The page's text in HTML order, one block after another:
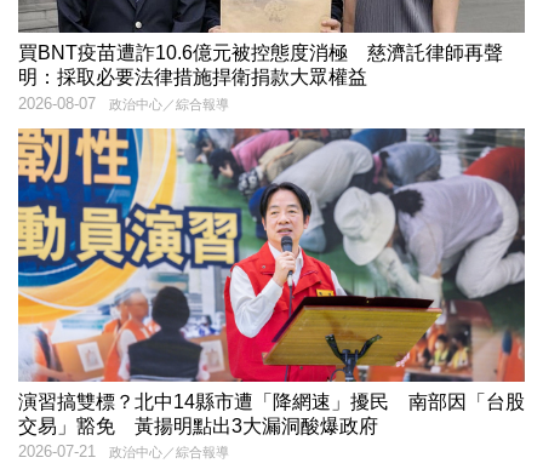
買BNT疫苗遭詐10.6億元被控態度消極 慈濟託律師再聲
明：採取必要法律措施捍衛捐款大眾權益
政治中心／綜合報導
2026-08-07
演習搞雙標？北中14縣市遭「降網速」擾民 南部因「台股
交易」豁免 黃揚明點出3大漏洞酸爆政府
政治中心／綜合報導
2026-07-21